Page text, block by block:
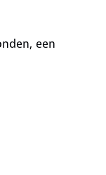
een
om
plek ga jij